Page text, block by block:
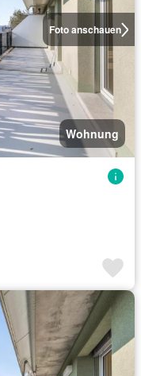
Foto anschauen
Wohnung